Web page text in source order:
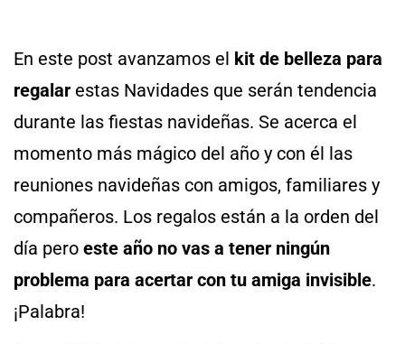
En este post avanzamos el kit de belleza para
regalar estas Navidades que serán tendencia
durante las fiestas navideñas. Se acerca el
momento más mágico del año y con él las
reuniones navideñas con amigos, familiares y
compañeros. Los regalos están a la orden del
día pero este año no vas a tener ningún
problema para acertar con tu amiga invisible.
¡Palabra!